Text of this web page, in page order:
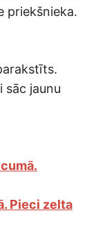
priekšnieka.
sāc jaunu
Pieci zelta